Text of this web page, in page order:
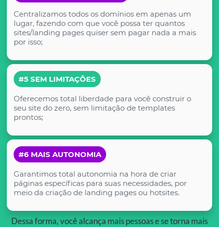
Centralizamos todos os domínios em apenas um
lugar, fazendo com que você possa ter quantos
sites/landing pages quiser sem pagar nada a mais
por isso;
#5 SEM LIMITAÇÕES
Oferecemos total liberdade para você construir o
seu site do zero, sem limitação de templates
prontos;
#6 MAIS AUTONOMIA
Garantimos total autonomia na hora de criar
páginas específicas para suas necessidades, por
meio da criação de landing pages ou hotsites.
Dessa forma, você alcança mais pessoas e se torna mais